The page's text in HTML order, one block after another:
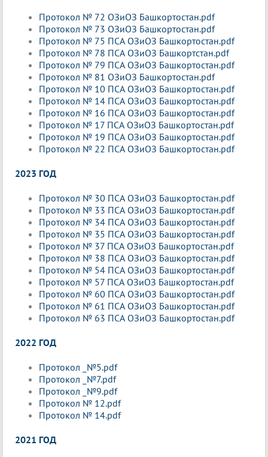
Протокол № 72 ОЗиОЗ Башкортостан.pdf
Протокол № 73 ОЗиОЗ Башкортостан.pdf
Протокол № 75 ПСА ОЗиОЗ Башкортостан.pdf
Протокол № 78 ПСА ОЗиОЗ Башкортстан.pdf
Протокол № 79 ПСА ОЗиОЗ Башкортостан.pdf
Протокол № 81 ОЗиОЗ Башкортостан.pdf
Протокол № 10 ПСА ОЗиОЗ Башкортостан.pdf
Протокол № 14 ПСА ОЗиОЗ Башкортостан.pdf
Протокол № 16 ПСА ОЗиОЗ Башкортостан.pdf
Протокол № 17 ПСА ОЗиОЗ Башкортостан.pdf
Протокол № 19 ПСА ОЗиОЗ Башкортостан.pdf
Протокол № 22 ПСА ОЗиОЗ Башкортостан.pdf
2023 ГОД
Протокол № 30 ПСА ОЗиОЗ Башкортостан.pdf
Протокол № 33 ПСА ОЗиОЗ Башкортостан.pdf
Протокол № 34 ПСА ОЗиОЗ Башкортостан.pdf
Протокол № 35 ПСА ОЗиОЗ Башкортостан.pdf
Протокол № 37 ПСА ОЗиОЗ Башкортостан.pdf
Протокол № 38 ПСА ОЗиОЗ Башкортостан.pdf
Протокол № 54 ПСА ОЗиОЗ Башкортостан.pdf
Протокол № 57 ПСА ОЗиОЗ Башкортостан.pdf
Протокол № 60 ПСА ОЗиОЗ Башкортостан.pdf
Протокол № 61 ПСА ОЗиОЗ Башкортостан.pdf
Протокол № 63 ПСА ОЗиОЗ Башкортостан.pdf
2022 ГОД
Протокол _№5.pdf
Протокол _№7.pdf
Протокол _№9.pdf
Протокол № 12.pdf
Протокол № 14.pdf
2021 ГОД